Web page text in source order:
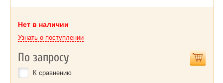
Нет в наличии
Узнать о поступлении
По запросу
К сравнению